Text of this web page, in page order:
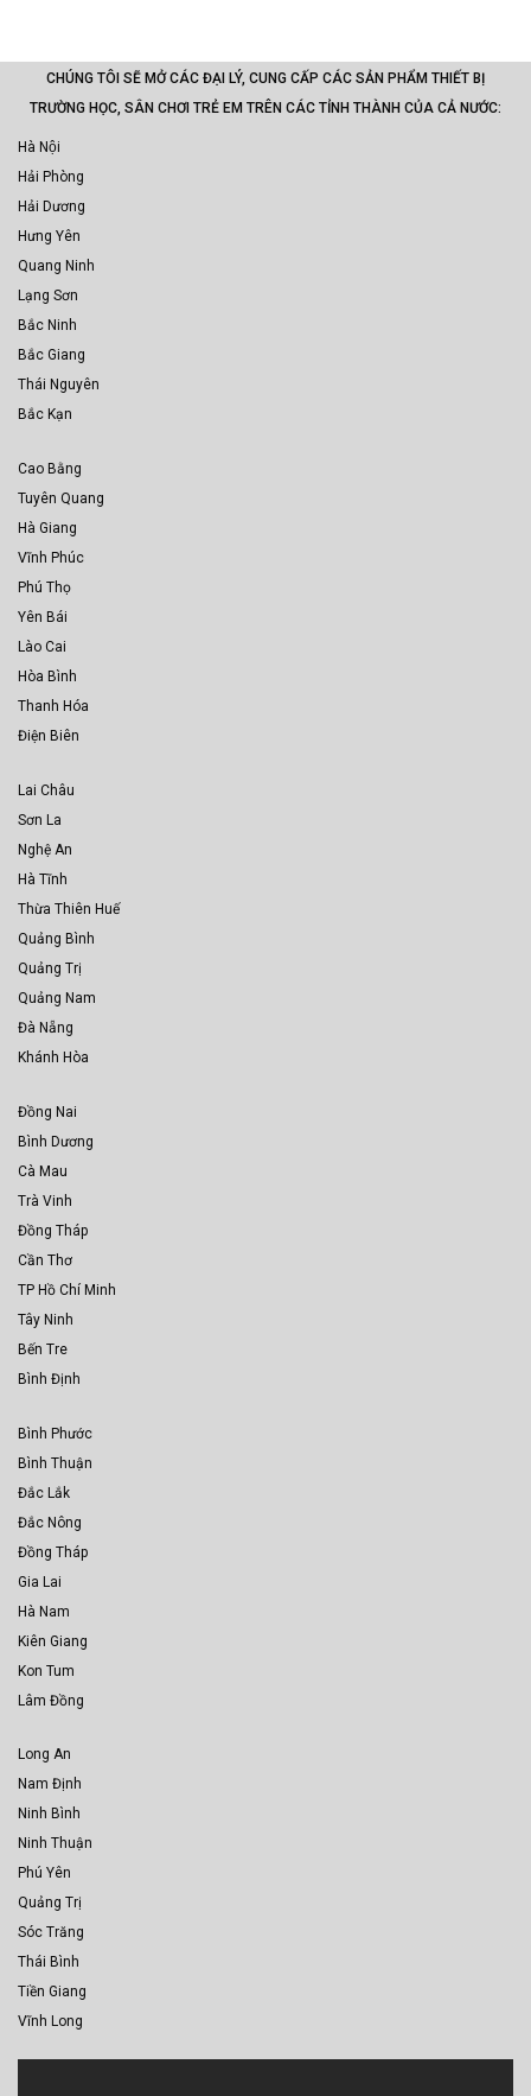
CHÚNG TÔI SẼ MỞ CÁC ĐẠI LÝ, CUNG CẤP CÁC SẢN PHẨM THIẾT BỊ
TRƯỜNG HỌC, SÂN CHƠI TRẺ EM TRÊN CÁC TỈNH THÀNH CỦA CẢ NƯỚC:
Hà Nội
Hải Phòng
Hải Dương
Hưng Yên
Quang Ninh
Lạng Sơn
Bắc Ninh
Bắc Giang
Thái Nguyên
Bắc Kạn
Cao Bằng
Tuyên Quang
Hà Giang
Vĩnh Phúc
Phú Thọ
Yên Bái
Lào Cai
Hòa Bình
Thanh Hóa
Điện Biên
Lai Châu
Sơn La
Nghệ An
Hà Tĩnh
Thừa Thiên Huế
Quảng Bình
Quảng Trị
Quảng Nam
Đà Nẵng
Khánh Hòa
Đồng Nai
Bình Dương
Cà Mau
Trà Vinh
Đồng Tháp
Cần Thơ
TP Hồ Chí Minh
Tây Ninh
Bến Tre
Bình Định
Bình Phước
Bình Thuận
Đắc Lắk
Đắc Nông
Đồng Tháp
Gia Lai
Hà Nam
Kiên Giang
Kon Tum
Lâm Đồng
Long An
Nam Định
Ninh Bình
Ninh Thuận
Phú Yên
Quảng Trị
Sóc Trăng
Thái Bình
Tiền Giang
Vĩnh Long